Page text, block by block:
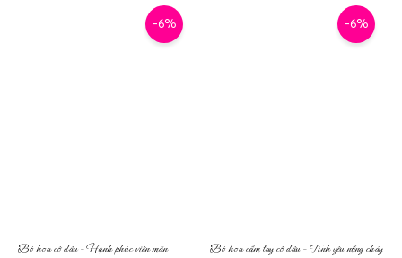
-6%
Bó hoa cô dâu – Hạnh phúc viên mãn
-6%
Bó hoa cầm tay cô dâu – Tình yêu nồng cháy